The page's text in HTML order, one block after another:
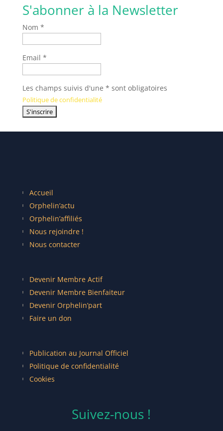
S'abonner à la Newsletter
Nom *
Email *
Les champs suivis d'une * sont obligatoires
Politique de confidentialité
Accueil
Orphelin’actu
Orphelin’affiliés
Nous rejoindre !
Nous contacter
Devenir Membre Actif
Devenir Membre Bienfaiteur
Devenir Orphelin’part
Faire un don
Publication au Journal Officiel
Politique de confidentialité
Cookies
Suivez-nous !